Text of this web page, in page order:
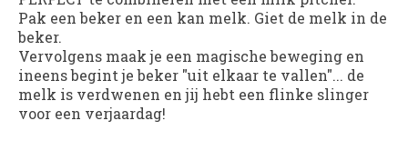
Pak een beker en een kan melk. Giet de melk in de
beker.
Vervolgens maak je een magische beweging en
ineens begint je beker "uit elkaar te vallen"... de
melk is verdwenen en jij hebt een flinke slinger
voor een verjaardag!